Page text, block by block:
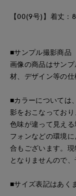
【00(9号)】着丈：
■サンプル撮影商品
画像の商品はサン
材、デザイン等の仕
■カラーについては
影をおこなってお
色味が違って見え
フォンなどの環境
合もございます。
となりませんので、
■サイズ表記はあく